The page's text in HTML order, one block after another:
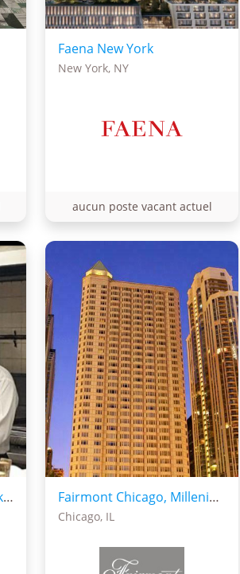
Faena New York
New York, NY
aucun poste vacant actuel
The Fairmont Chateau Lake Louise Fairmont Chicago, Millenium Park
Chicago, IL